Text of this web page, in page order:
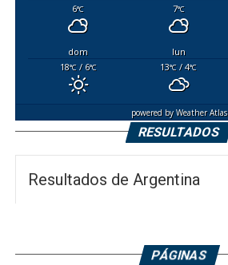
6°C 7°C
dom lun
18°C/ 6°C 13°C / 4°C
powered byWeather Atlas
RESULTADOS
Resultados de Argentina
PÁGINAS